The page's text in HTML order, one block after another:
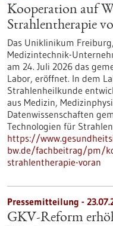
Kooperation auf
Strahlentherapie
Das Uniklinikum
Medizintechnik-
am 24. Juli 2026 das
Labor, eröffnet. In dem
Strahlenheilkunde
aus Medizin,
Datenwissenschaften
Technologien für
https://
bw.de/fachbeitrag/pm/
strahlentherapie-voran
Pressemitteilung -
GKV-Reform